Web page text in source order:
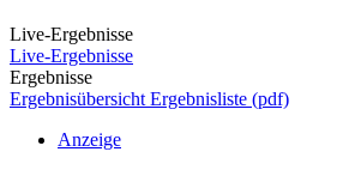
Live-Ergebnisse
Live-Ergebnisse
Ergebnisse
Ergebnisübersicht Ergebnisliste (pdf)
Anzeige